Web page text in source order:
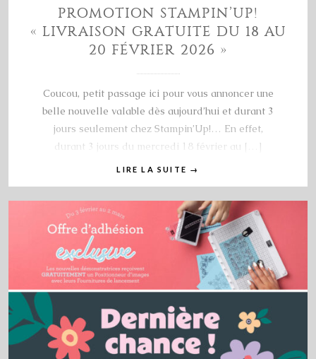
PROMOTION STAMPIN’UP!
« LIVRAISON GRATUITE DU 18 AU
20 FÉVRIER 2026 »
Coucou, petit passage ici pour vous annoncer une
belle nouvelle valable dès aujourd’hui et durant 3
jours seulement chez Stampin’Up!… En effet,
durant 3 jours du mercredi 18 février au […]
LIRE LA SUITE →